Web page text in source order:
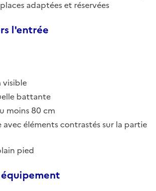
adaptées et réservées
l'entrée
visible
battante
moins 80 cm
avec éléments contrastés sur la partie
pied